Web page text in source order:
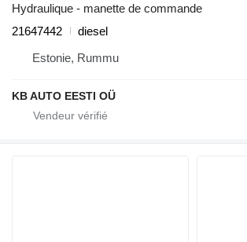
Hydraulique - manette de commande
21647442
diesel
Estonie, Rummu
KB AUTO EESTI OÜ